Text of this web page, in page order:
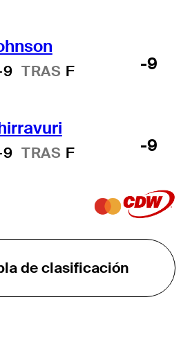
TRAS F -9
TRAS F -9
de clasificación